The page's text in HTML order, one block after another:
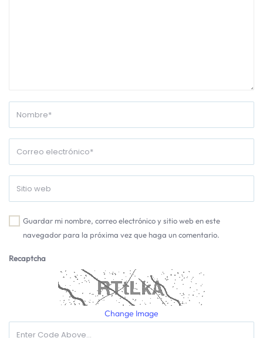
Guardar mi nombre, correo electrónico y sitio web en este
navegador para la próxima vez que haga un comentario.
Recaptcha
Change Image